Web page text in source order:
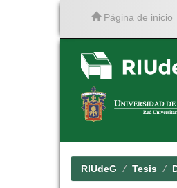
Página de inicio
RIUdeG Tesis